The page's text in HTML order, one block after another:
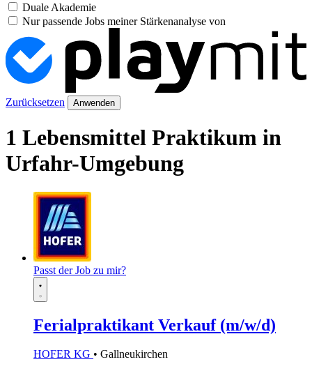
Duale Akademie
Nur passende Jobs meiner Stärkenanalyse von
Zurücksetzen Anwenden
1 Lebensmittel Praktikum in
Urfahr-Umgebung
Passt der Job zu mir?
Ferialpraktikant Verkauf (m/w/d)
HOFER KG • Gallneukirchen